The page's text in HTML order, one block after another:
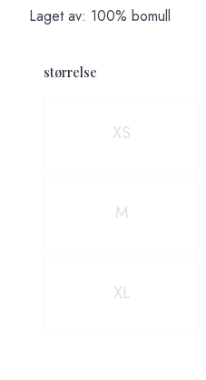
Laget av: 100% bomull
størrelse
XS
M
XL